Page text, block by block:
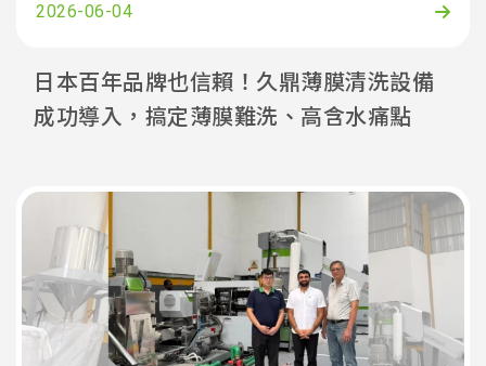
2026-06-04
日本百年品牌也信賴！久鼎薄膜清洗設備
成功導入，搞定薄膜難洗、高含水痛點